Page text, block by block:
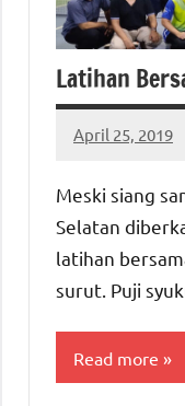
Latihan
April 25, 2019
ptgiait
Meski siang
Selatan
latihan
surut. Puji
Read more